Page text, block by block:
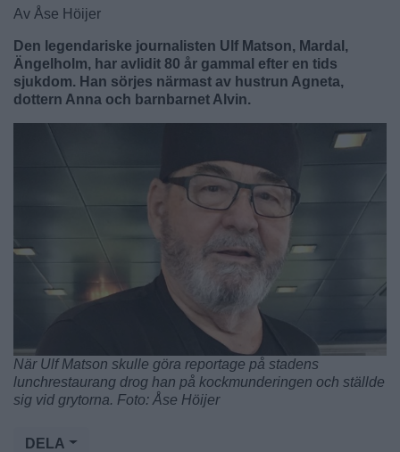
Av Åse Höijer
Den legendariske journalisten Ulf Matson, Mardal,
Ängelholm, har avlidit 80 år gammal efter en tids
sjukdom. Han sörjes närmast av hustrun Agneta,
dottern Anna och barnbarnet Alvin.
När Ulf Matson skulle göra reportage på stadens
lunchrestaurang drog han på kockmunderingen och ställde
sig vid grytorna. Foto: Åse Höijer
DELA